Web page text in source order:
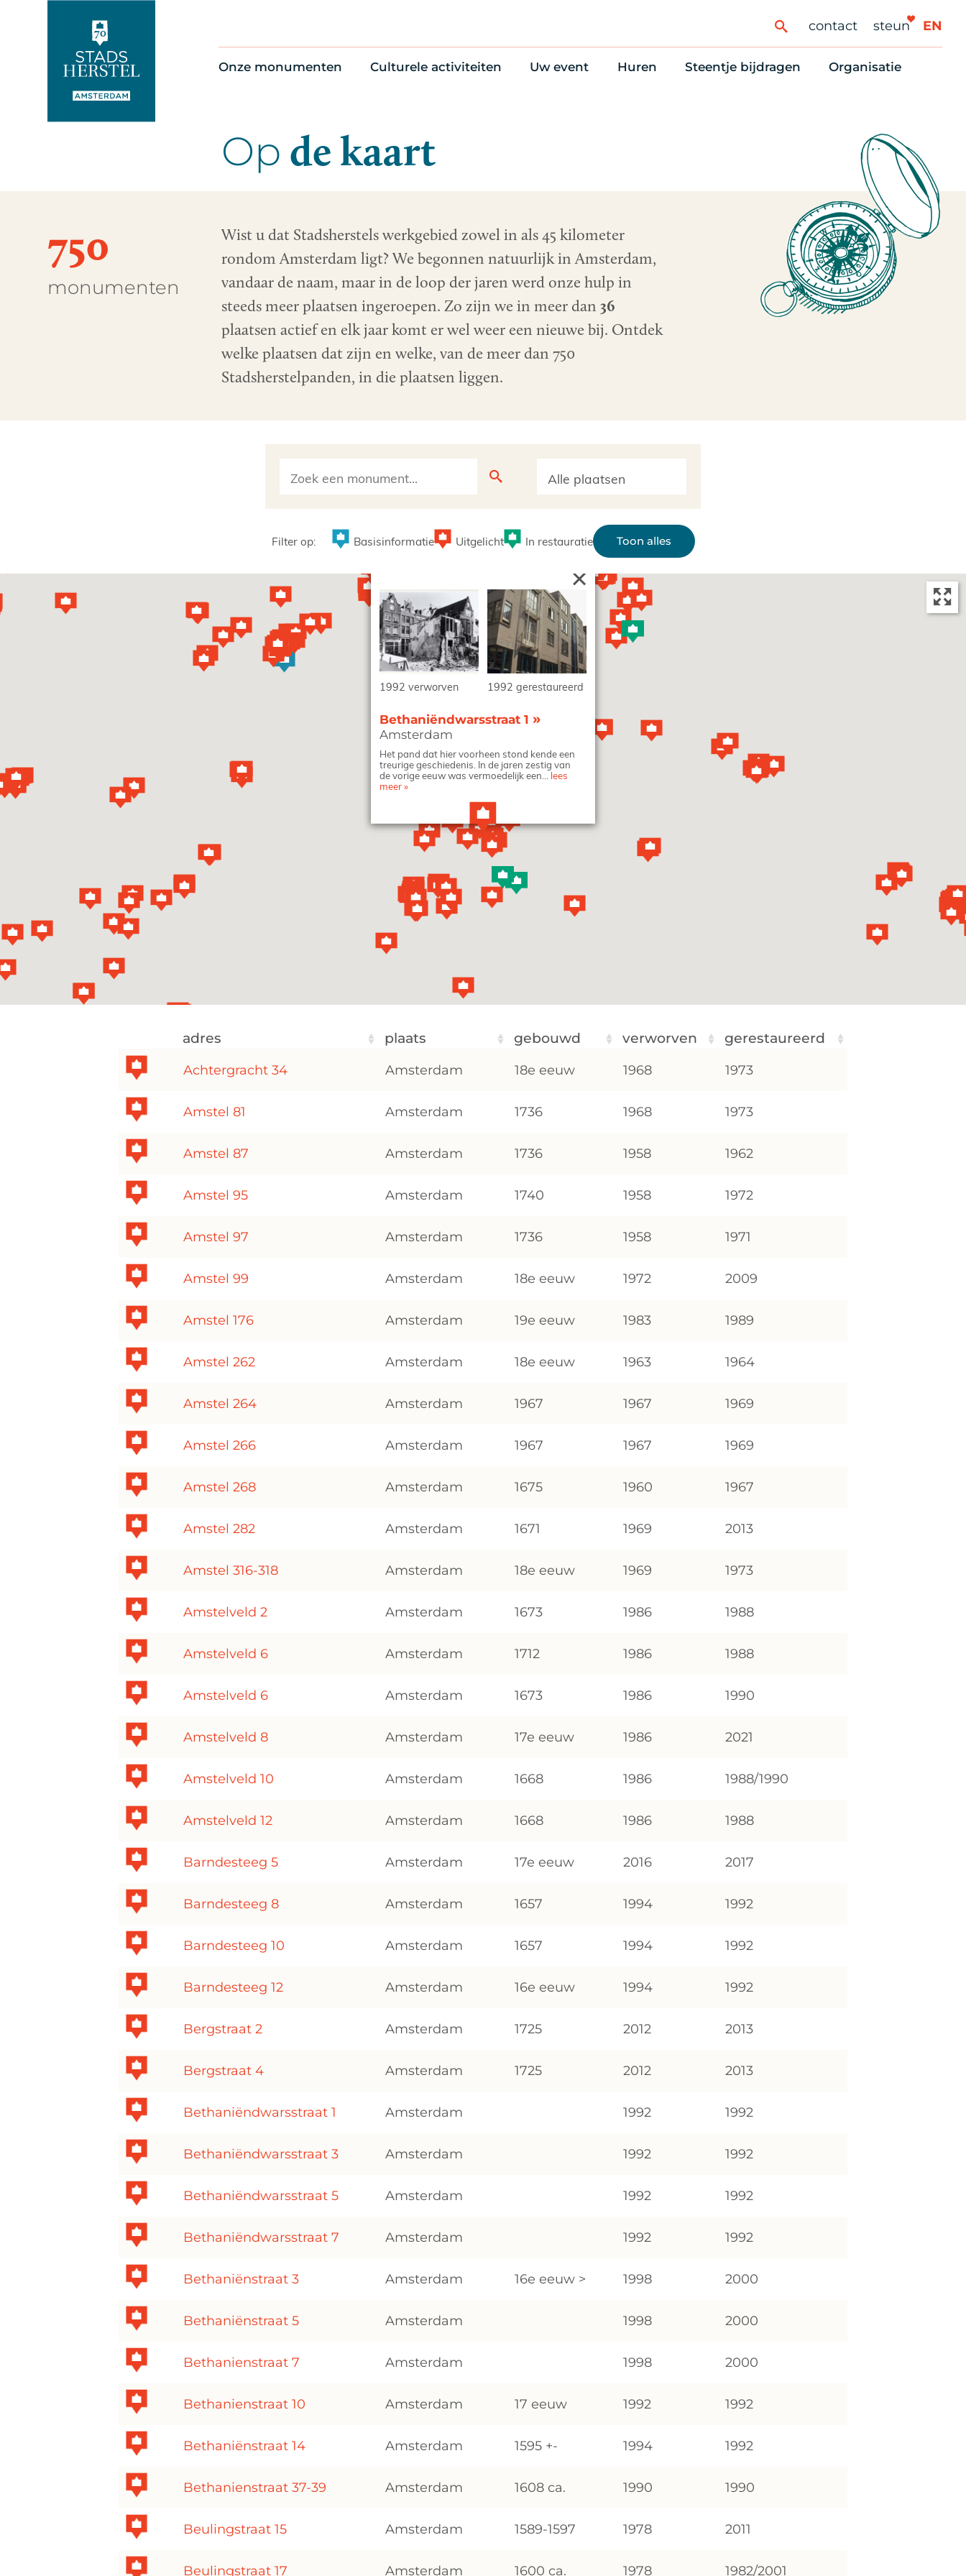
contact steun EN
Onze monumenten
Op de kaart
Thema’s
Culturele activiteiten
Monumentenroutes
Voor Vrienden
Uw event Huren
Onderhoudsmeldingen en huurvragen
Steentje bijdragen
6 redenen om mee te doen
Organisatie
Onze Vrijwilligers
Werken bij
Nieuws en
Stadsherstel
Op de kaart
750
monumenten
Wist u dat Stadsherstels werkgebied zowel in als 45 kilometer
rondom Amsterdam ligt? We begonnen natuurlijk in Amsterdam,
vandaar de naam, maar in de loop der jaren werd onze hulp in
steeds meer plaatsen ingeroepen. Zo zijn we in meer dan36
plaatsen actief en elk jaar komt er wel weer een nieuwe bij. Ontdek
welke plaatsen dat zijn en welke, van de meer dan 750
Stadsherstelpanden, in die plaatsen liggen.
Filter op: Basisinformatie Uitgelicht In restauratie Toon alles
1992 verworven 1992 gerestaureerd
Bethaniëndwarsstraat 1»
Amsterdam
Het pand dat hier voorheen stond kende een
treurige geschiedenis. In de jaren zestig van
de vorige eeuw was vermoedelijk een... lees
meer»
adres plaats gebouwd verworven gerestaureerd
Achtergracht 34 Amsterdam 18e eeuw 1968 1973
Amstel 81 Amsterdam 1736 1968 1973
Amstel 87 Amsterdam 1736 1958 1962
Amstel 95 Amsterdam 1740 1958 1972
Amstel 97 Amsterdam 1736 1958 1971
Amstel 99 Amsterdam 18e eeuw 1972 2009
Amstel 176 Amsterdam 19e eeuw 1983 1989
Amstel 262 Amsterdam 18e eeuw 1963 1964
Amstel 264 Amsterdam 1967 1967 1969
Amstel 266 Amsterdam 1967 1967 1969
Amstel 268 Amsterdam 1675 1960 1967
Amstel 282 Amsterdam 1671 1969 2013
Amstel 316-318 Amsterdam 18e eeuw 1969 1973
Amstelveld 2 Amsterdam 1673 1986 1988
Amstelveld 6 Amsterdam 1712 1986 1988
Amstelveld 6 Amsterdam 1673 1986 1990
Amstelveld 8 Amsterdam 17e eeuw 1986 2021
Amstelveld 10 Amsterdam 1668 1986 1988/1990
Amstelveld 12 Amsterdam 1668 1986 1988
Barndesteeg 5 Amsterdam 17e eeuw 2016 2017
Barndesteeg 8 Amsterdam 1657 1994 1992
Barndesteeg 10 Amsterdam 1657 1994 1992
Barndesteeg 12 Amsterdam 16e eeuw 1994 1992
Bergstraat 2 Amsterdam 1725 2012 2013
Bergstraat 4 Amsterdam 1725 2012 2013
Bethaniëndwarsstraat 1 Amsterdam 1992 1992
Bethaniëndwarsstraat 3 Amsterdam 1992 1992
Bethaniëndwarsstraat 5 Amsterdam 1992 1992
Bethaniëndwarsstraat 7 Amsterdam 1992 1992
Bethaniënstraat 3 Amsterdam 16e eeuw > 1998 2000
Bethaniënstraat 5 Amsterdam 1998 2000
Bethanienstraat 7 Amsterdam 1998 2000
Bethanienstraat 10 Amsterdam 17 eeuw 1992 1992
Bethaniënstraat 14 Amsterdam 1595 +- 1994 1992
Bethanienstraat 37-39 Amsterdam 1608 ca. 1990 1990
Beulingstraat 15 Amsterdam 1589-1597 1978 2011
Beulingstraat 17 Amsterdam 1600 ca. 1978 1982/2001